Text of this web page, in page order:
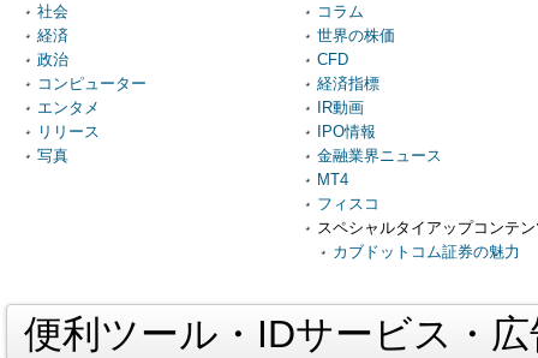
社会
経済
政治
コンピューター
エンタメ
リリース
写真
コラム
世界の株価
CFD
経済指標
IR動画
IPO情報
金融業界ニュース
MT4
フィスコ
スペシャルタイアップコンテ
カブドットコム証券の魅力
便利ツール・IDサービス・